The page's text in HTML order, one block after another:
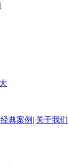
经典案例 | 关于我们